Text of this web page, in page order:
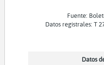
Fuente:
Datos registrales: T
Datos